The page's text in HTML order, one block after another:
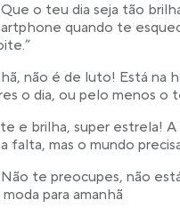
Que o teu dia seja tão
quando te
não é de luto! Está na
o dia, ou pelo menos o
e brilha, super estrela! A
falta, mas o mundo
te preocupes, não
para amanhã